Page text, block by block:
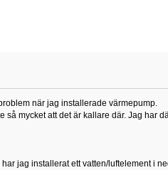
när jag installerade värmepump.
mycket att det är kallare där. Jag har
jag installerat ett vatten/luftelement i